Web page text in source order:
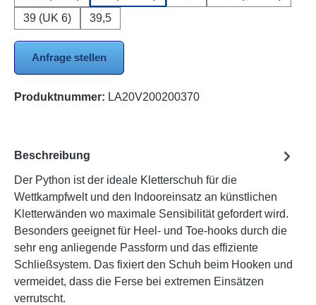
39 (UK 6)
39,5
Anfrage stellen
Produktnummer: LA20V200200370
Beschreibung
Der Python ist der ideale Kletterschuh für die
Wettkampfwelt und den Indooreinsatz an künstlichen
Kletterwänden wo maximale Sensibilität gefordert wird.
Besonders geeignet für Heel- und Toe-hooks durch die
sehr eng anliegende Passform und das effiziente
Schließsystem. Das fixiert den Schuh beim Hooken und
vermeidet, dass die Ferse bei extremen Einsätzen
verrutscht.